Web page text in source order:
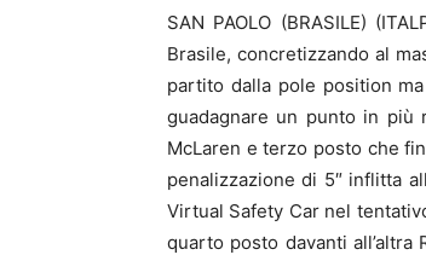
SAN PAOLO (BRASILE)
Brasile, concretizzando al
partito dalla pole position
guadagnare un punto in più
McLaren e terzo posto che
penalizzazione di 5″ inflitta
Virtual Safety Car nel
quarto posto davanti